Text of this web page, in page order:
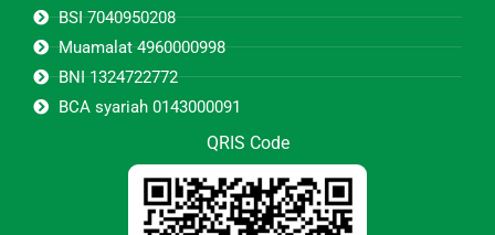
BSI 7040950208
Muamalat 4960000998
BNI 1324722772
BCA syariah 0143000091
QRIS Code